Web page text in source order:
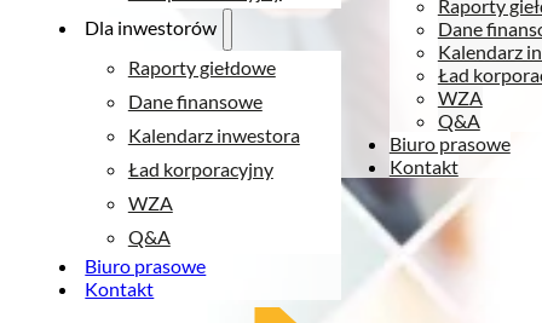
Dla inwestorów
Raporty giełdowe
Dane finansowe
Kalendarz inwestora
Ład korporacyjny
WZA
Q&A
Biuro prasowe
Kontakt
Raporty
Dane
Kalendarz
Ład
WZA
Q&A
Biuro prasowe
Kontakt